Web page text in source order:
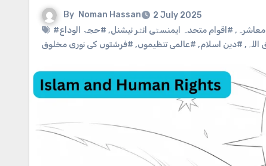
By Noman Hassan
2 July 2025
, #اقوام متحدہ ایمنسٹی انٹر نیشنل, #حجۃ الوداع
, #دین اسلام, #عالمی تنظیموں, #فرشتوں کی نوری مخلوق